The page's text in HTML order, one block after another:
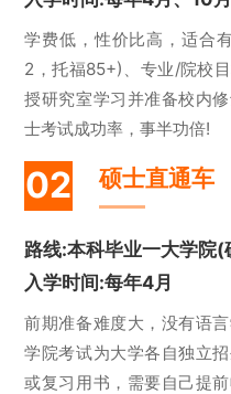
学费低，性价比高，适合
2，托福85+)、专业/院校
授研究室学习并准备校内
士考试成功率，事半功倍!
02 硕士直通车
路线:本科毕业一大学院(
入学时间:每年4月
前期准备难度大，没有语
学院考试为大学各自独立
或复习用书，需要自己提